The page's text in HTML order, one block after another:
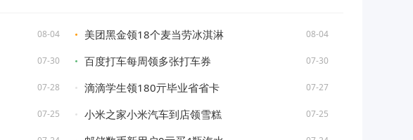
08-04 美团黑金领18个麦当劳冰淇淋 08-04
07-30 百度打车每周领多张打车券 07-30
07-28 滴滴学生领180亓毕业省省卡 07-27
07-25 小米之家小米汽车到店领雪糕 07-25